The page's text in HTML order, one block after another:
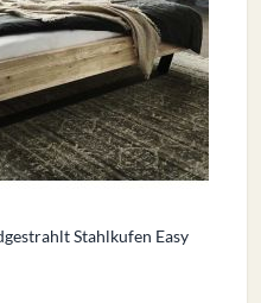
Stahlkufen Easy